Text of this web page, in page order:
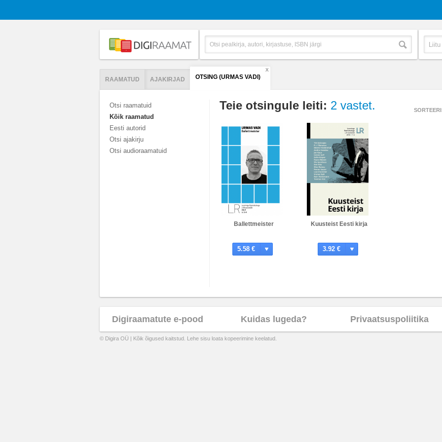
RAAMATUD AJAKIRJAD OTSING (URMAS VADI)
X
Otsi raamatuid
Kõik raamatud
Eesti autorid
Otsi ajakirju
Otsi audioraamatuid
Teie otsingule leiti: 2 vastet.
Ballettmeister
5.58 €
Kuusteist Eesti kirja
3.92 €
Digiraamatute e-pood Kuidas lugeda? Privaatsuspoliitika
© Digira OÜ | Kõik õigused kaitstud. Lehe sisu loata kopeerimine keelatud.